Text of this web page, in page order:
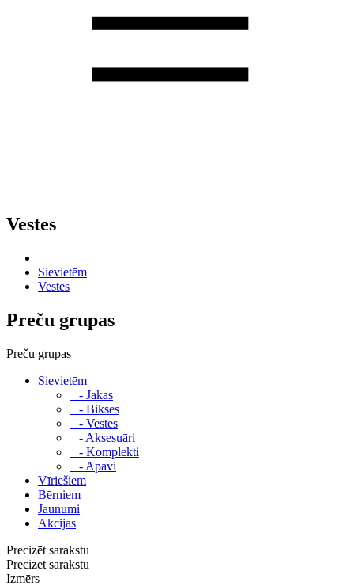
Vestes
Sievietēm
Vestes
Preču grupas
Preču grupas
Sievietēm
- Jakas
- Bikses
- Vestes
- Aksesuāri
- Komplekti
- Apavi
Vīriešiem
Bērniem
Jaunumi
Akcijas
Precizēt sarakstu
Precizēt sarakstu
Izmērs